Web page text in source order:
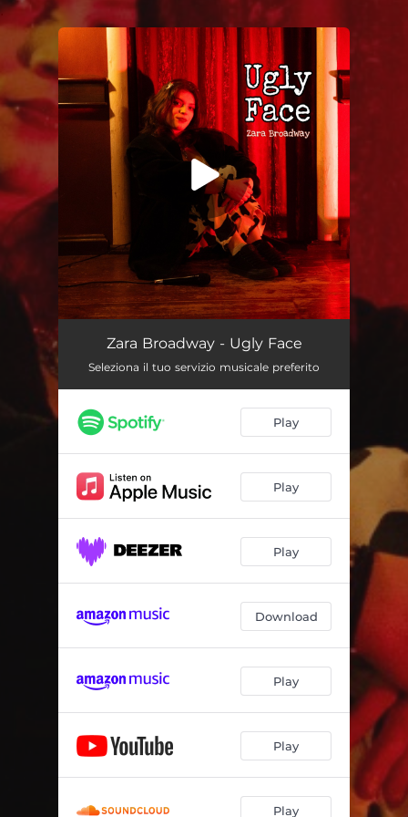
You're all set!
Ugly Face
Zara Broadway - Ugly Face
Seleziona il tuo servizio musicale preferito
Play
Play
Play
Download
Play
Play
Play
.